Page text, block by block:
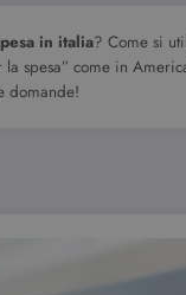
in italia? Come si
la spesa” come in
domande!